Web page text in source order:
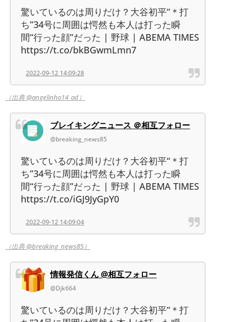
驚いているのは周りだけ？大谷初平“＊打
ち”34号に周囲は愕然も本人は打った瞬
間“行った顔”だった | 野球 | ABEMA TIMES
https://t.co/bkBGwmLmn7
2022-09-12 14:09:28
（出典 @angelinho14_ad）
ブレイキングニュース ＠相互フォロー
@breaking_news85
驚いているのは周りだけ？大谷初平“＊打
ち”34号に周囲は愕然も本人は打った瞬
間“行った顔”だった | 野球 | ABEMA TIMES
https://t.co/iGJ9JyGpY0
2022-09-12 14:09:04
（出典 @breaking_news85）
情報発信くん @相互フォロー
@Djk664
驚いているのは周りだけ？大谷初平“＊打